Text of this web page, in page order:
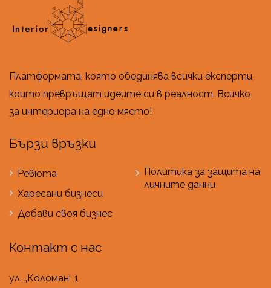
Платформата, която обединява всички експерти,
които превръщат идеите си в реалност. Всичко
за интериора на едно място!
Бързи връзки
Ревюта
Харесани бизнеси
Добави своя бизнес
Политика за защита на
личните данни
Контакт с нас
ул. „Коломан“ 1